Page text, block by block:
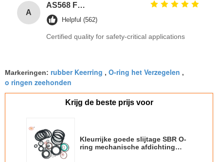
A
AS568 Fpm Ffkm Nbr Fkm Epdm Silicone Perfluoroelastomer Hnbr EN549 Rubber O ring 1mm Seals
Helpful (562)
Certified quality for safety-critical applications
Markeringen: rubber Keerring , O-ring het Verzegelen ,
o ringen zeehonden
Krijg de beste prijs voor
Kleurrijke goede slijtage SBR O-
ring mechanische afdichting